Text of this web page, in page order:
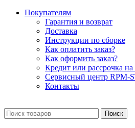
Покупателям
Гарантия и возврат
Доставка
Инструкции по сборке
Как оплатить заказ?
Как оформить заказ?
Кредит или рассрочка
Сервисный центр RPM-
Контакты
Поиск